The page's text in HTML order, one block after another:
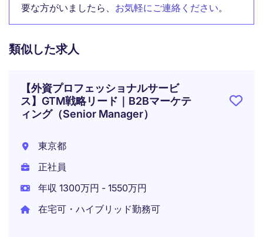
要な方がいましたら、 お気軽にご連絡ください。
類似した求人
【外資プロフェッショナルサービ
ス】GTM戦略リード｜B2Bマーケテ
ィング（Senior Manager）
東京都
正社員
年収 1300万円 - 1550万円
在宅可・ハイブリッド勤務可